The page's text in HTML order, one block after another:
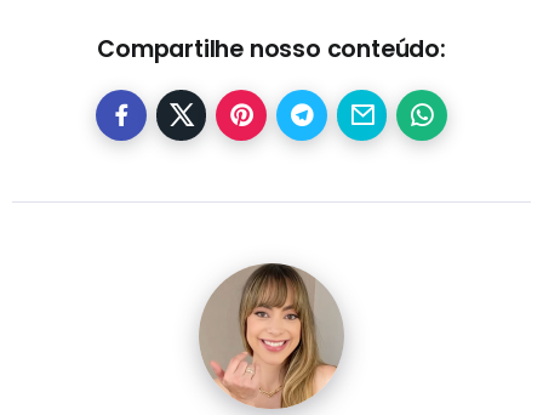
Compartilhe nosso conteúdo: